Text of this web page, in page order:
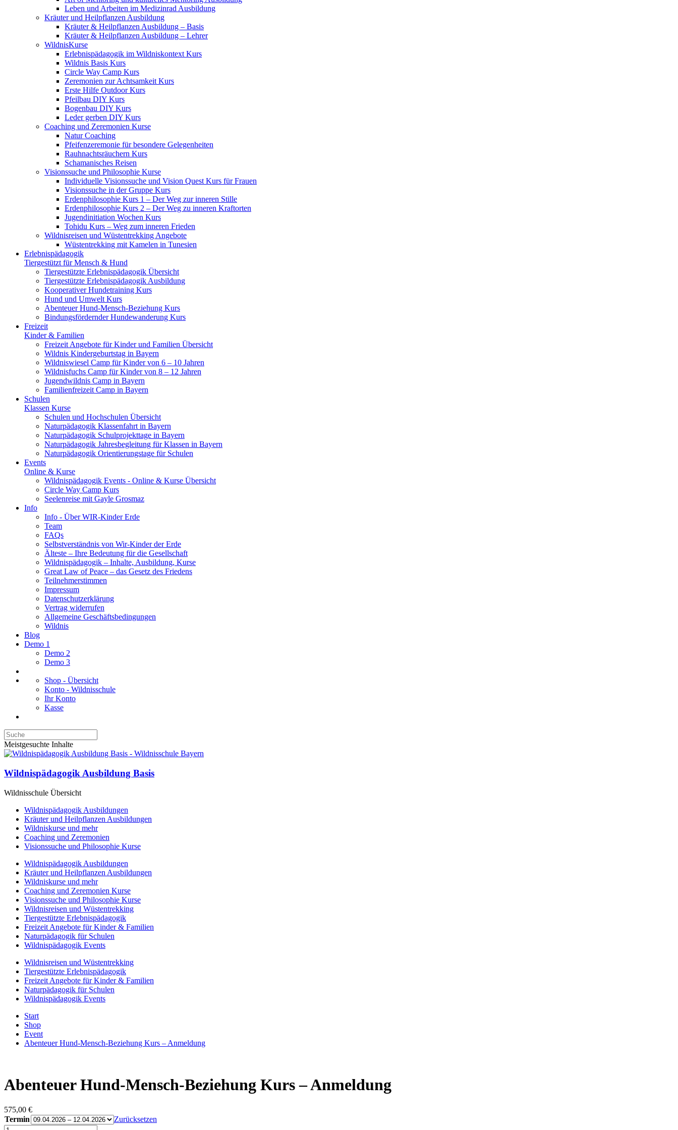
Leben und Arbeiten im Medizinrad Ausbildung
Kräuter und Heilpflanzen Ausbildung
Kräuter & Heilpflanzen Ausbildung – Basis
Kräuter & Heilpflanzen Ausbildung – Lehrer
WildnisKurse
Erlebnispädagogik im Wildniskontext Kurs
Wildnis Basis Kurs
Circle Way Camp Kurs
Zeremonien zur Achtsamkeit Kurs
Erste Hilfe Outdoor Kurs
Pfeilbau DIY Kurs
Bogenbau DIY Kurs
Leder gerben DIY Kurs
Coaching und Zeremonien Kurse
Natur Coaching
Pfeifenzeremonie für besondere Gelegenheiten
Rauhnachtsräuchern Kurs
Schamanisches Reisen
Visionssuche und Philosophie Kurse
Individuelle Visionssuche und Vision Quest Kurs für Frauen
Visionssuche in der Gruppe Kurs
Erdenphilosophie Kurs 1 – Der Weg zur inneren Stille
Erdenphilosophie Kurs 2 – Der Weg zu inneren Kraftorten
Jugendinitiation Wochen Kurs
Tohidu Kurs – Weg zum inneren Frieden
Wildnisreisen und Wüstentrekking Angebote
Wüstentrekking mit Kamelen in Tunesien
Erlebnispädagogik
Tiergestützt für Mensch & Hund
Tiergestützte Erlebnispädagogik Übersicht
Tiergestützte Erlebnispädagogik Ausbildung
Kooperativer Hundetraining Kurs
Hund und Umwelt Kurs
Abenteuer Hund-Mensch-Beziehung Kurs
Bindungsfördernder Hundewanderung Kurs
Freizeit
Kinder & Familien
Freizeit Angebote für Kinder und Familien Übersicht
Wildnis Kindergeburtstag in Bayern
Wildniswiesel Camp für Kinder von 6 – 10 Jahren
Wildnisfuchs Camp für Kinder von 8 – 12 Jahren
Jugendwildnis Camp in Bayern
Familienfreizeit Camp in Bayern
Schulen
Klassen Kurse
Schulen und Hochschulen Übersicht
Naturpädagogik Klassenfahrt in Bayern
Naturpädagogik Schulprojekttage in Bayern
Naturpädagogik Jahresbegleitung für Klassen in Bayern
Naturpädagogik Orientierungstage für Schulen
Events
Online & Kurse
Wildnispädagogik Events - Online & Kurse Übersicht
Circle Way Camp Kurs
Seelenreise mit Gayle Grosmaz
Info
Info - Über WIR-Kinder Erde
Team
FAQs
Selbstverständnis von Wir-Kinder der Erde
Älteste – Ihre Bedeutung für die Gesellschaft
Wildnispädagogik – Inhalte, Ausbildung, Kurse
Great Law of Peace – das Gesetz des Friedens
Teilnehmerstimmen
Impressum
Datenschutzerklärung
Vertrag widerrufen
Allgemeine Geschäftsbedingungen
Wildnis
Blog
Demo 1
Demo 2
Demo 3
Shop - Übersicht
Konto - Wildnisschule
Ihr Konto
Kasse
Meistgesuchte Inhalte
Wildnispädagogik Ausbildung Basis
Wildnisschule Übersicht
Wildnispädagogik Ausbildungen
Kräuter und Heilpflanzen Ausbildungen
Wildniskurse und mehr
Coaching und Zeremonien
Visionssuche und Philosophie Kurse
Wildnispädagogik Ausbildungen
Kräuter und Heilpflanzen Ausbildungen
Wildniskurse und mehr
Coaching und Zeremonien Kurse
Visionssuche und Philosophie Kurse
Wildnisreisen und Wüstentrekking
Tiergestützte Erlebnispädagogik
Freizeit Angebote für Kinder & Familien
Naturpädagogik für Schulen
Wildnispädagogik Events
Wildnisreisen und Wüstentrekking
Tiergestützte Erlebnispädagogik
Freizeit Angebote für Kinder & Familien
Naturpädagogik für Schulen
Wildnispädagogik Events
Start
Shop
Event
Abenteuer Hund-Mensch-Beziehung Kurs – Anmeldung
Abenteuer Hund-Mensch-Beziehung Kurs – Anmeldung
575,00 €
Termin
Zurücksetzen